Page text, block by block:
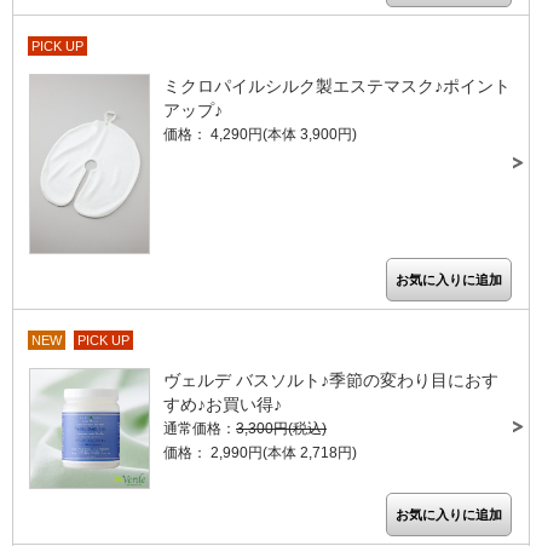
PICK UP
ミクロパイルシルク製エステマスク♪ポイント
アップ♪
価格： 4,290円(本体 3,900円)
NEW PICK UP
ヴェルデ バスソルト♪季節の変わり目におす
すめ♪お買い得♪
通常価格： 3,300円(税込)
価格： 2,990円(本体 2,718円)